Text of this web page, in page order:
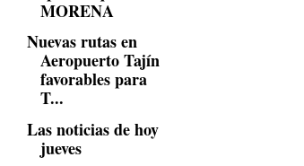
MORENA
Nuevas rutas en
Aeropuerto Tajín
favorables para
T...
Las noticias de hoy
jueves